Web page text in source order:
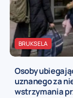
BRUKSELA
Osoby
uznanego za
wstrzymania